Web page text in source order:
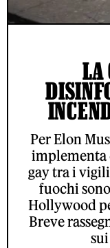
LA
Per Elon
implementa
gay tra i
fuochi
Hollywood
Breve